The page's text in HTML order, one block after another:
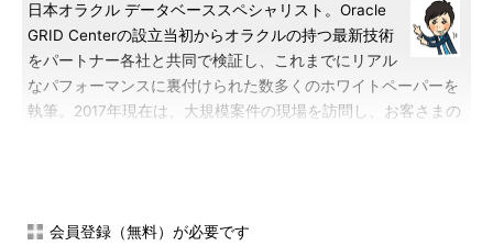
日本オラクル データベーススペシャリスト。Oracle
GRID Centerの設立当初からオラクルの持つ最新技術
をパートナー各社と共同で検証し、これまでにリアル
なパフォーマンスに裏付けられた数多くのホワイトペーパーを
執筆。2017年現在は、大規模案件の現場を訪問し、お客さまの
会員登録（無料）が必要です